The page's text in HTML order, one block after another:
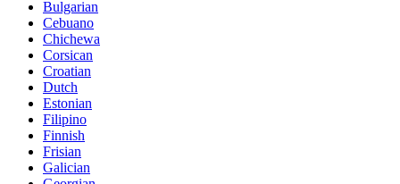
Bulgarian
Cebuano
Chichewa
Corsican
Croatian
Dutch
Estonian
Filipino
Finnish
Frisian
Galician